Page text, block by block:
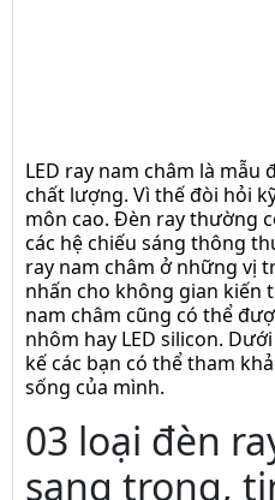
LED ray nam châm là mẫu
chất lượng. Vì thế đòi hỏi
môn cao. Đèn ray thường
các hệ chiếu sáng thông
ray nam châm ở những vị
nhấn cho không gian kiến
nam châm cũng có thể
nhôm hay LED silicon.
kế các bạn có thể tham
sống của mình.
03 loại đèn
sang trọng,